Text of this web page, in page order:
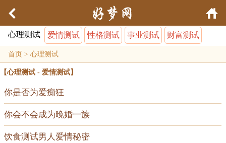
心理测试 爱情测试 性格测试 事业测试 财富测试
首页 > 心理测试
【心理测试 - 爱情测试】
你是否为爱痴狂
你会不会成为晚婚一族
饮食测试男人爱情秘密